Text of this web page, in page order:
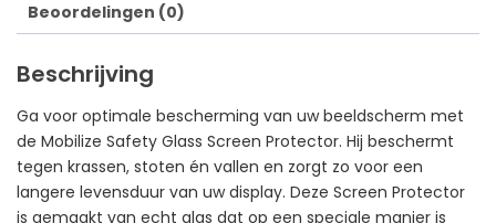
Beoordelingen (0)
Beschrijving
Ga voor optimale bescherming van uw beeldscherm met
de Mobilize Safety Glass Screen Protector. Hij beschermt
tegen krassen, stoten én vallen en zorgt zo voor een
langere levensduur van uw display. Deze Screen Protector
is gemaakt van echt glas dat op een speciale manier is